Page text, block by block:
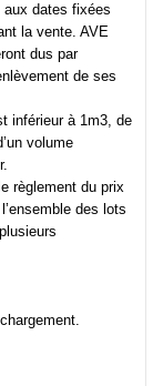
aux dates fixées
la vente. AVE
dus par
de ses
inférieur à 1m3, de
volume
règlement du prix
des lots